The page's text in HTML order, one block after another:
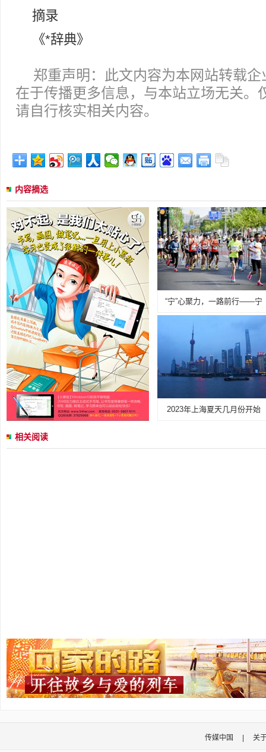
摘录
《*辞典》
郑重声明：此文内容为本网站转载
在于传播更多信息，与本站立场无关。
请自行核实相关内容。
内容摘选
“宁”心聚力，一路前行——宁
2023年上海夏天几月份开始
相关阅读
传媒中国 关